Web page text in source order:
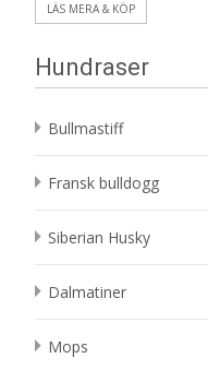
LÄS MERA & KÖP
Hundraser
Bullmastiff
Fransk bulldogg
Siberian Husky
Dalmatiner
Mops